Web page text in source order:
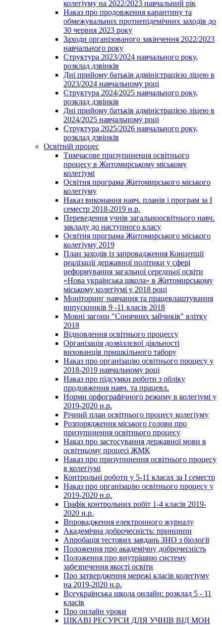
колегіуму на 2022/2023 навчальний рік
Наказ про продовження карантину та
обмежувальних протиепідемічних заходів до
30 червня 2023 року
Заходи організованого закінчення 2022/2023
навчального року
Структура 2023/2024 навчального року,
розклад дзвінків
Дні прийому батьків адміністрацією ліцею в
2023/2024 навчальному році
Структура 2024/2025 навчального року,
розклад дзвінків
Дні прийому батьків адміністрацією ліцею в
2024/2025 навчальному році
Структура 2025/2026 навчального року,
розклад дзвінків
Освітній процес
Тимчасове призупинення освітнього
процесу в Житомирському міському
колегіумі
Освітня програма Житомирського міського
колегіуму
Наказ виконання навч. планів і програм за І
семестр 2018-2019 н.р.
Переведення учнів загальноосвітнього навч.
закладу до наступного класу
Освітня програма Житомирського міського
колегіуму 2019
План заходів із запровадження Концепції
реалізації державної політики у сфері
реформування загальної середньої освіти
«Нова українська школа» в Житомирському
міському колегіумі у 2018 році
Моніторинг навчання та працевлаштування
випускників 9 -11 класів 2018
Мовні загони "Сонячних зайчиків" влітку
2018
Відновлення освітнього процессу
Організація дозвіллєвої діяльності
вихованців пришкільного табору
Наказ про організацію освітнього процесу у
2018-2019 навчальному році
Наказ про підсумки роботи з обліку
продовження навч. та працевл.
Норми орфографічного режиму в колегіумі у
2019-2020 н.р.
Річний план освітнього процесу колегіуму
Розпорядження міського голови про
призупинення освітнього процесу
Наказ про застосування державної мови в
освітньому процесі ЖМК
Наказ про призупинення освітнього процесу
в колегіумі
Контрольні роботи у 5-11 класах за І семестр
Наказ про організацію освітнього процесу у
2019-2020 н.р.
Графік контрольних робіт 1-4 класів 2019-
2020 н.р.
Впровадження електронного журналу
Академічна доброчесність: принципи
Апробація тестових завдань ЗНО з біології
Положення про академічну доброчесність
Положення про внутрішню систему
забезпечення якості освіти
Про затвердження мережі класів колегіуму
на 2019-2020 н.р.
Всеукраїнська школа онлайн: розклад 5 - 11
класів
Про онлайн уроки
ЦІКАВІ РЕСУРСИ ДЛЯ УЧНІВ ВІД МОН